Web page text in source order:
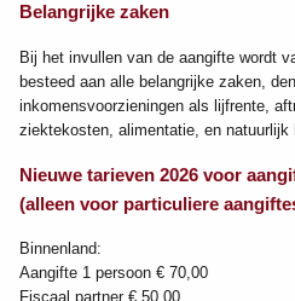
Belangrijke zaken
Bij het invullen van de aangifte wordt
besteed aan alle belangrijke zaken,
inkomensvoorzieningen als lijfrente,
ziektekosten, alimentatie, en natuurlijk
Nieuwe tarieven 2026 voor
(alleen voor particuliere
Binnenland:
Aangifte 1 persoon € 70,00
Fiscaal partner € 50,00